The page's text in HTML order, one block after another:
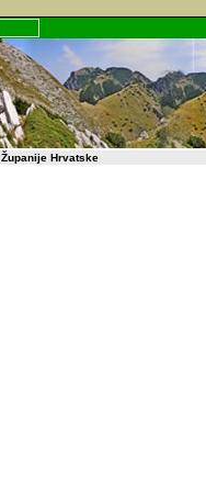
Županije Hrvatske